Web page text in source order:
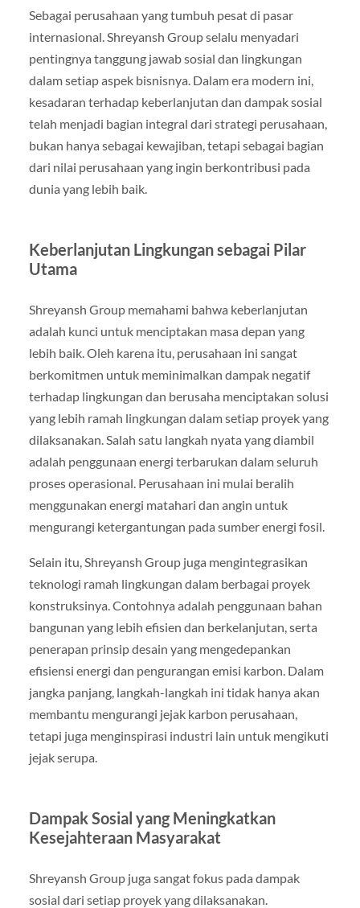
Sebagai perusahaan yang tumbuh pesat di pasar
internasional. Shreyansh Group selalu menyadari
pentingnya tanggung jawab sosial dan lingkungan
dalam setiap aspek bisnisnya. Dalam era modern ini,
kesadaran terhadap keberlanjutan dan dampak sosial
telah menjadi bagian integral dari strategi perusahaan,
bukan hanya sebagai kewajiban, tetapi sebagai bagian
dari nilai perusahaan yang ingin berkontribusi pada
dunia yang lebih baik.
Keberlanjutan Lingkungan sebagai Pilar
Utama
Shreyansh Group memahami bahwa keberlanjutan
adalah kunci untuk menciptakan masa depan yang
lebih baik. Oleh karena itu, perusahaan ini sangat
berkomitmen untuk meminimalkan dampak negatif
terhadap lingkungan dan berusaha menciptakan solusi
yang lebih ramah lingkungan dalam setiap proyek yang
dilaksanakan. Salah satu langkah nyata yang diambil
adalah penggunaan energi terbarukan dalam seluruh
proses operasional. Perusahaan ini mulai beralih
menggunakan energi matahari dan angin untuk
mengurangi ketergantungan pada sumber energi fosil.
Selain itu, Shreyansh Group juga mengintegrasikan
teknologi ramah lingkungan dalam berbagai proyek
konstruksinya. Contohnya adalah penggunaan bahan
bangunan yang lebih efisien dan berkelanjutan, serta
penerapan prinsip desain yang mengedepankan
efisiensi energi dan pengurangan emisi karbon. Dalam
jangka panjang, langkah-langkah ini tidak hanya akan
membantu mengurangi jejak karbon perusahaan,
tetapi juga menginspirasi industri lain untuk mengikuti
jejak serupa.
Dampak Sosial yang Meningkatkan
Kesejahteraan Masyarakat
Shreyansh Group juga sangat fokus pada dampak
sosial dari setiap proyek yang dilaksanakan.